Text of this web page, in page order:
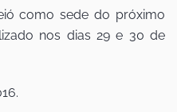
como sede do próximo
nos dias 29 e 30 de